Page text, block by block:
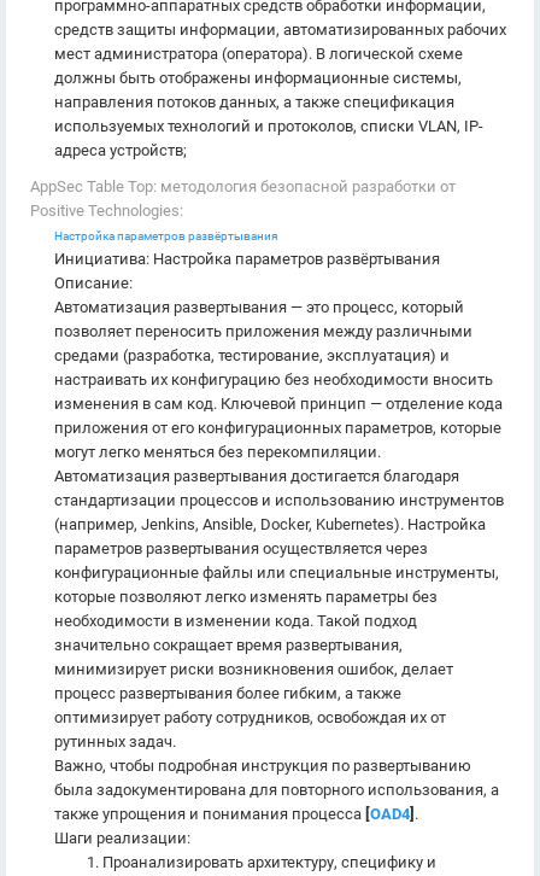
программно-аппаратных средств обработки информации,
средств защиты информации, автоматизированных рабочих
мест администратора (оператора). В логической схеме
должны быть отображены информационные системы,
направления потоков данных, а также спецификация
используемых технологий и протоколов, списки VLAN, IP-
адреса устройств;
AppSec Table Top: методология безопасной разработки от
Positive Technologies:
Настройка параметров развёртывания
Инициатива: Настройка параметров развёртывания
Описание:
Автоматизация развертывания — это процесс, который
позволяет переносить приложения между различными
средами (разработка, тестирование, эксплуатация) и
настраивать их конфигурацию без необходимости вносить
изменения в сам код. Ключевой принцип — отделение кода
приложения от его конфигурационных параметров, которые
могут легко меняться без перекомпиляции.
Автоматизация развертывания достигается благодаря
стандартизации процессов и использованию инструментов
(например, Jenkins, Ansible, Docker, Kubernetes). Настройка
параметров развертывания осуществляется через
конфигурационные файлы или специальные инструменты,
которые позволяют легко изменять параметры без
необходимости в изменении кода. Такой подход
значительно сокращает время развертывания,
минимизирует риски возникновения ошибок, делает
процесс развертывания более гибким, а также
оптимизирует работу сотрудников, освобождая их от
рутинных задач.
Важно, чтобы подробная инструкция по развертыванию
была задокументирована для повторного использования, а
также упрощения и понимания процесса [OAD4] .
Шаги реализации:
Проанализировать архитектуру, специфику и